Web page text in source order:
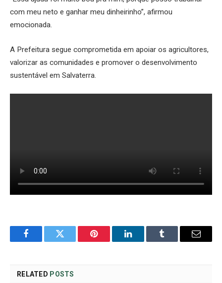
com meu neto e ganhar meu dinheirinho”, afirmou
emocionada.
A Prefeitura segue comprometida em apoiar os agricultores,
valorizar as comunidades e promover o desenvolvimento
sustentável em Salvaterra.
FacebookTwitter Pinterest LinkedInTumblr Email
RELATED POSTS